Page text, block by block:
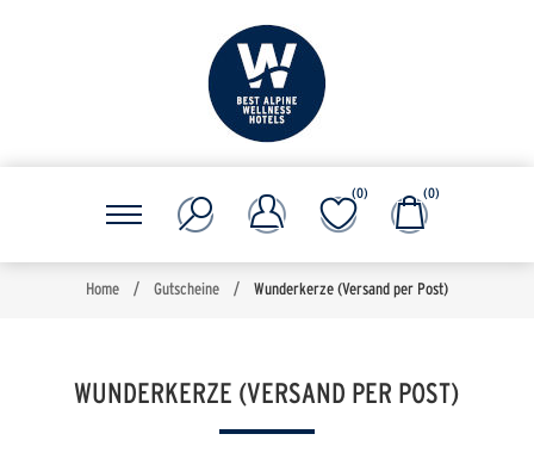
(0) (0)
Home / Gutscheine / Wunderkerze (Versand per Post)
WUNDERKERZE (VERSAND PER POST)